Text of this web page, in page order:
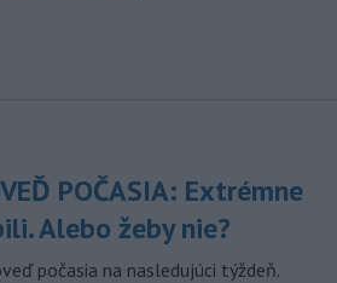
POČASIA: Extrémne
Alebo žeby nie?
počasia na nasledujúci týždeň.